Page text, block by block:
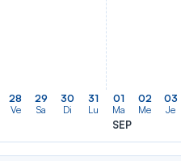
28
Ve
29
Sa
30
Di
31
Lu
01
Ma
SEP
02
Me
03
Je